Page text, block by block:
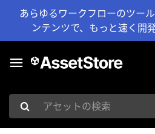
あらゆるワークフローのツー
ンテンツで、もっと速く開
アセットの検索